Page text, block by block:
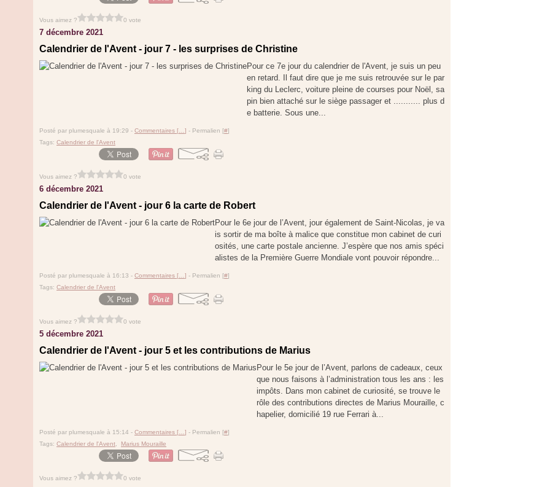
Vous aimez ? 0 vote
7 décembre 2021
Calendrier de l'Avent - jour 7 - les surprises de Christine
Pour ce 7e jour du calendrier de l'Avent, je suis un peu
en retard. Il faut dire que je me suis retrouvée sur le par
king du Leclerc, voiture pleine de courses pour Noël, sa
pin bien attaché sur le siège passager et ........... plus d
e batterie. Sous une...
Posté par plumesquale à 19:29 - Commentaires [ ] - Permalien [#]
Tags: Calendrier de l'Avent
Vous aimez ? 0 vote
6 décembre 2021
Calendrier de l'Avent - jour 6 la carte de Robert
Pour le 6e jour de l’Avent, jour également de Saint-Nicolas, je va
is sortir de ma boîte à malice que constitue mon cabinet de curi
osités, une carte postale ancienne. J’espère que nos amis spéci
alistes de la Première Guerre Mondiale vont pouvoir répondre...
Posté par plumesquale à 16:13 - Commentaires [ ] - Permalien [#]
Tags: Calendrier de l'Avent
Vous aimez ? 0 vote
5 décembre 2021
Calendrier de l'Avent - jour 5 et les contributions de Marius
Pour le 5e jour de l’Avent, parlons de cadeaux, ceux
que nous faisons à l’administration tous les ans : les
impôts. Dans mon cabinet de curiosité, se trouve le
rôle des contributions directes de Marius Mouraille, c
hapelier, domicilié 19 rue Ferrari à...
Posté par plumesquale à 15:14 - Commentaires [ ] - Permalien [#]
Tags: Calendrier de l'Avent Marius Mouraille
Vous aimez ? 0 vote